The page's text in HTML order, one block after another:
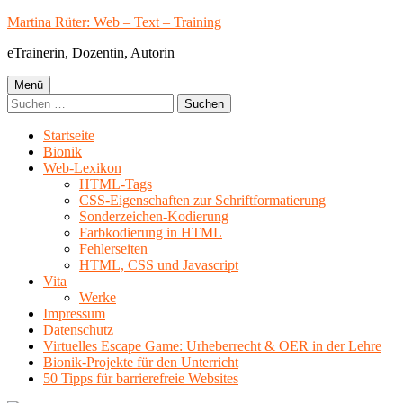
Springe
Inhalt
Martina Rüter: Web – Text – Training
eTrainerin, Dozentin, Autorin
Primäres
Menü
Menü
Suchen
nach:
Startseite
Bionik
Web-Lexikon
HTML-Tags
CSS-Eigenschaften zur Schriftformatierung
Sonderzeichen-Kodierung
Farbkodierung in HTML
Fehlerseiten
HTML, CSS und Javascript
Vita
Werke
Impressum
Datenschutz
Virtuelles Escape Game: Urheberrecht & OER in der Lehre
Bionik-Projekte für den Unterricht
50 Tipps für barrierefreie Websites